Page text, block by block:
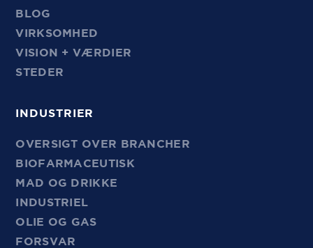
BLOG
VIRKSOMHED
VISION + VÆRDIER
STEDER
INDUSTRIER
OVERSIGT OVER BRANCHER
BIOFARMACEUTISK
MAD OG DRIKKE
INDUSTRIEL
OLIE OG GAS
FORSVAR